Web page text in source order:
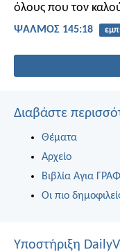
όλους που τον
ΨΑΛΜΌΣ 145:18
Διαβάστε
Θέματα
Αρχείο
Βιβλία Αγια
Οι πιο
Υποστήριξη